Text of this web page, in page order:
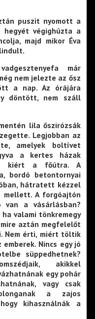
puszit nyomott a
hegyét végighúzta a
majd mikor Éva
már
nem jelezte az ősz
a nap. Az órájára
döntött, nem száll
lila őszirózsák
Legjobban az
amelyek boltívet
a kertes házak
kiért a főútra. A
bordó betontornyai
hátratett kézzel
A forgóajtón
a vásárlásban?
valami tönkremegy
aztán megfelelőt
Nem érti, miért töltik
Nincs egy jó
süppedhetnek?
akikkel
egy pohár
vagy csak
a zajos
kihasználnák a